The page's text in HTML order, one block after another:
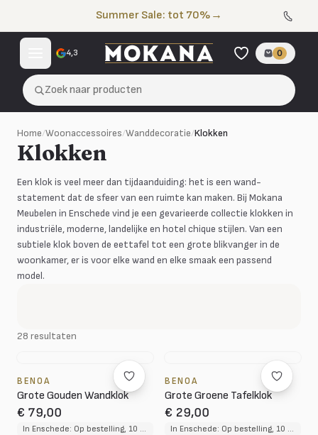
Summer Sale: tot 70% →
4,3 0
Zoek naar producten
Home/Woonaccessoires/Wanddecoratie/Klokken
Klokken
Een klok is veel meer dan tijdaanduiding: het is een wand-
statement dat de sfeer van een ruimte kan maken. Bij Mokana
Meubelen in Enschede vind je een gevarieerde collectie klokken in
industriële, moderne, landelijke en hotel chique stijlen. Van een
subtiele klok boven de eettafel tot een grote blikvanger in de
woonkamer, er is voor elke wand en elke smaak een passend
model.
28 resultaten
BENOA
Grote Gouden Wandklok
€ 79,00
In Enschede: Op bestelling, 10 tot 12 weken levertijd
BENOA
Grote Groene Tafelklok
€ 29,00
In Enschede: Op bestelling, 10 tot 12 weken levertijd